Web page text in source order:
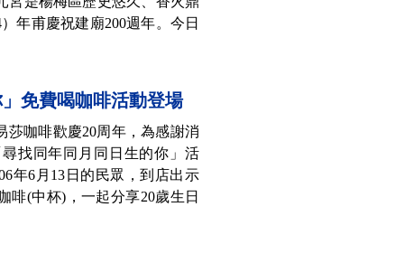
年甫慶祝建廟200週年。今日
免費喝咖啡活動登場
莎咖啡歡慶20周年，為感謝消
找同年同月同日生的你」活
年6月13日的民眾，到店出示
啡(中杯)，一起分享20歲生日